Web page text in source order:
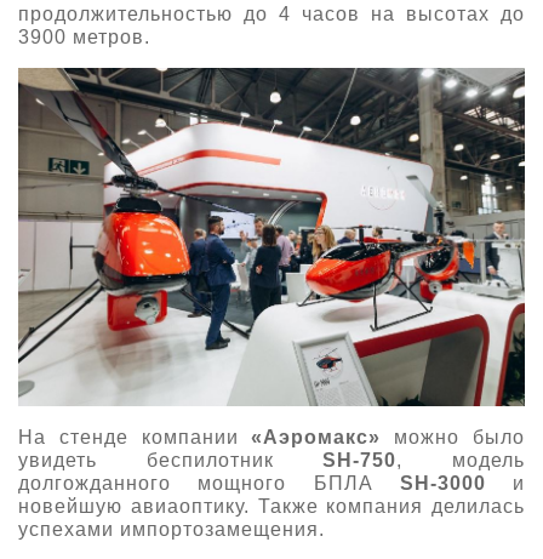
продолжительностью до 4 часов на высотах до
3900 метров.
На стенде компании«Аэромакс» можно было
увидеть беспилотникSH-750, модель
долгожданного мощного БПЛА SH-3000 и
новейшую авиаоптику. Также компания делилась
успехами импортозамещения.